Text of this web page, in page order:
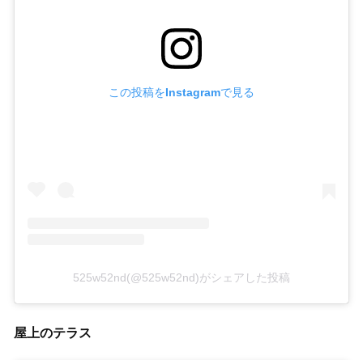
この投稿をInstagramで見る
525w52nd(@525w52nd)がシェアした投稿
屋上のテラス